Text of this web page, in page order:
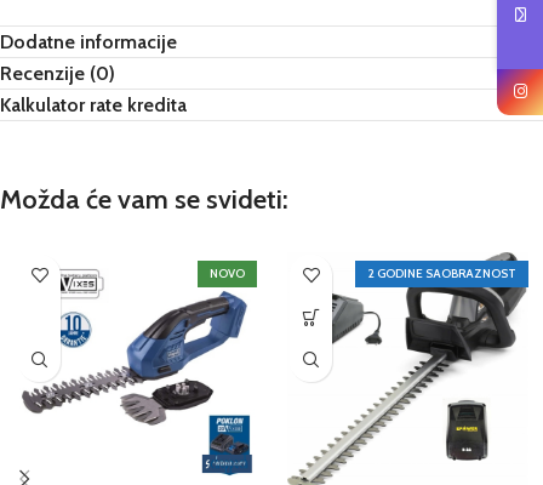
Dodatne informacije
Recenzije (0)
Kalkulator rate kredita
Možda će vam se svideti:
NOVO 2 GODINE SAOBRAZNOST